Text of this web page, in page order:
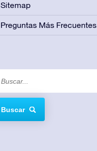
Sitemap
Preguntas Más Frecuentes
Buscar